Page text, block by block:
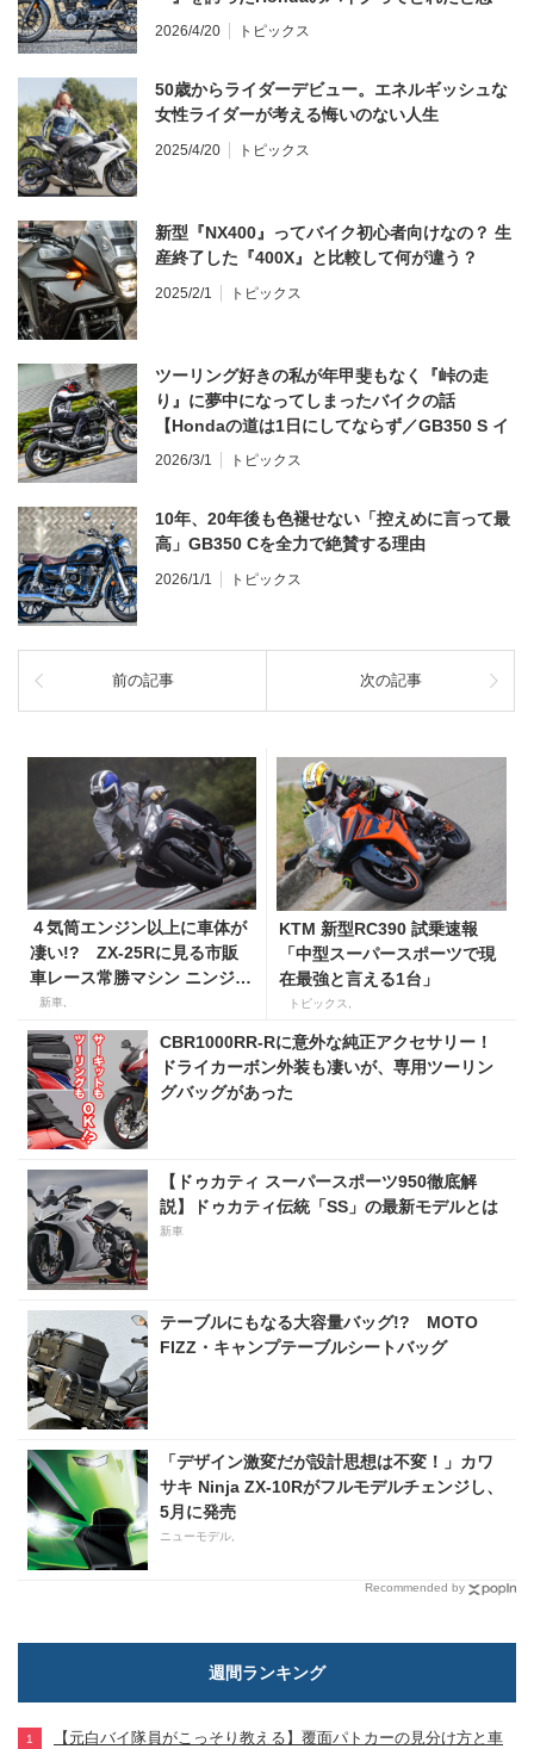
う？
2026/4/20 トピックス
50歳からライダーデビュー。エネルギッシュな
女性ライダーが考える悔いのない人生
2025/4/20 トピックス
新型『NX400』ってバイク初心者向けなの？ 生
産終了した『400X』と比較して何が違う？
2025/2/1 トピックス
ツーリング好きの私が年甲斐もなく『峠の走
り』に夢中になってしまったバイクの話
【Hondaの道は1日にしてならず／GB350 S イ
ンプレ・レビュー 前編】
2026/3/1 トピックス
10年、20年後も色褪せない「控えめに言って最
高」GB350 Cを全力で絶賛する理由
2026/1/1 トピックス
前の記事 次の記事
４気筒エンジン以上に車体が
凄い!? ZX-25Rに見る市販
車レース常勝マシン ニンジャ
ZX-10Rの血統
新車,
KTM 新型RC390 試乗速報
「中型スーパースポーツで現
在最強と言える1台」
トピックス,
CBR1000RR-Rに意外な純正アクセサリー！
ドライカーボン外装も凄いが、専用ツーリン
グバッグがあった
【ドゥカティ スーパースポーツ950徹底解
説】ドゥカティ伝統「SS」の最新モデルとは
新車
テーブルにもなる大容量バッグ!? MOTO
FIZZ・キャンプテーブルシートバッグ
「デザイン激変だが設計思想は不変！」カワ
サキ Ninja ZX-10Rがフルモデルチェンジし、
5月に発売
ニューモデル,
Recommended by
週間ランキング
【元白バイ隊員がこっそり教える】覆面パトカーの見分け方と車